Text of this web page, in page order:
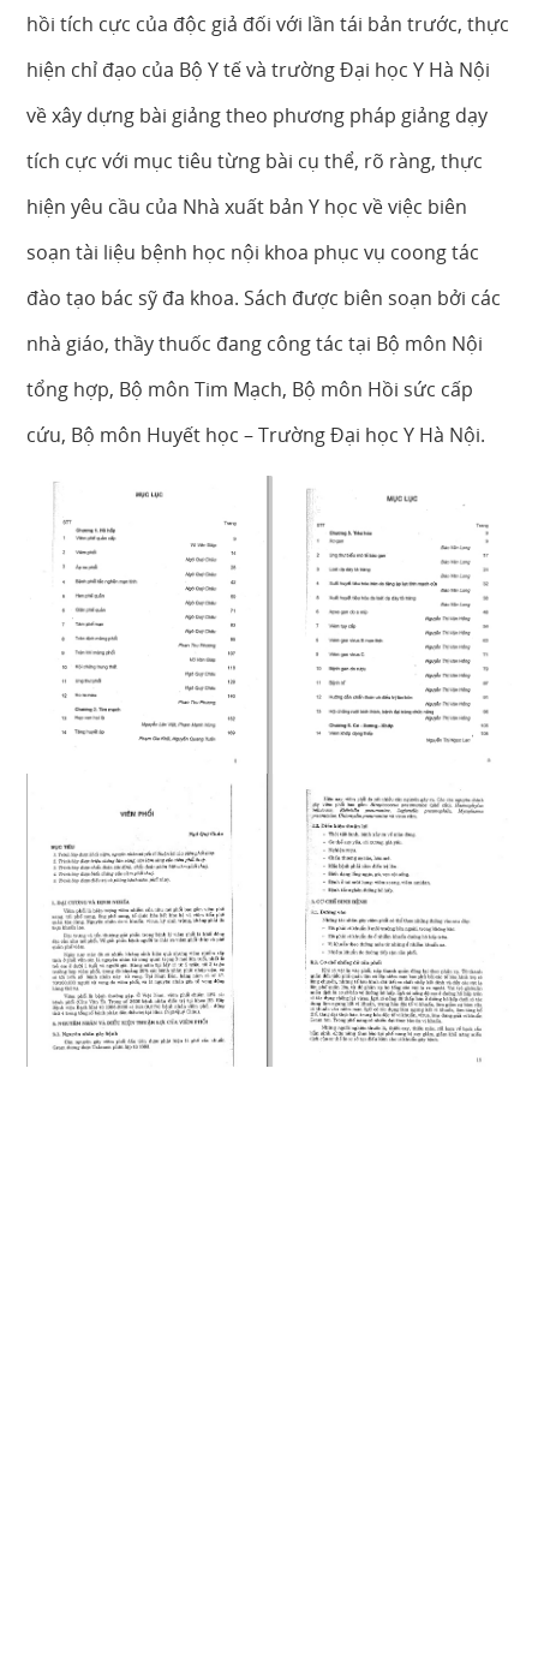
hồi tích cực của độc giả đối với lần tái bản trước, thực
hiện chỉ đạo của Bộ Y tế và trường Đại học Y Hà Nội
về xây dựng bài giảng theo phương pháp giảng dạy
tích cực với mục tiêu từng bài cụ thể, rõ ràng, thực
hiện yêu cầu của Nhà xuất bản Y học về việc biên
soạn tài liệu bệnh học nội khoa phục vụ coong tác
đào tạo bác sỹ đa khoa. Sách được biên soạn bởi các
nhà giáo, thầy thuốc đang công tác tại Bộ môn Nội
tổng hợp, Bộ môn Tim Mạch, Bộ môn Hồi sức cấp
cứu, Bộ môn Huyết học – Trường Đại học Y Hà Nội.